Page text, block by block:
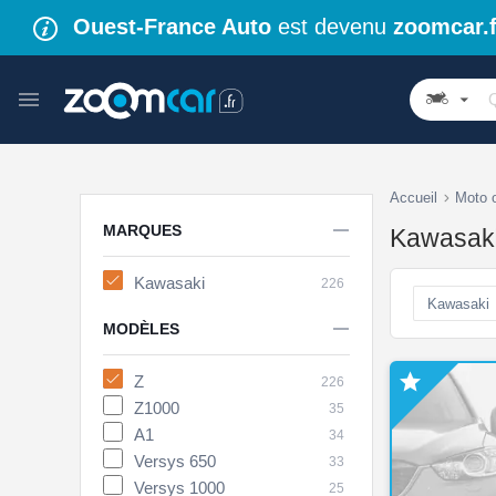
Ouest-France Auto est devenu
Accueil Moto
Kawasaki

MARQUES 
Kawasaki 226
MODÈLES 
Z 226
Z1000 35
A1 34
Versys 650 33
Versys 1000 25